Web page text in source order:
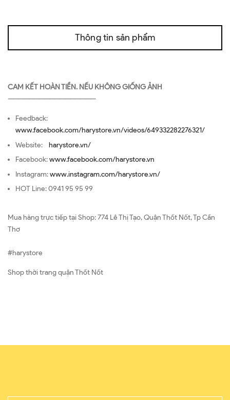
Thông tin sản phẩm
CAM KẾT HOÀN TIỀN. NẾU KHÔNG GIỐNG ẢNH
—————————————————
Feedback:
www.facebook.com/harystore.vn/videos/649332282276321/
Website: harystore.vn/
Facebook:www.facebook.com/harystore.vn
Instagram:www.instagram.com/harystore.vn/
HOT Line: 0941 95 95 99
Mua hàng trực tiếp tại Shop: 774 Lê Thị Tạo, Quận Thốt Nốt, Tp Cần
Thơ
#harystore
Shop thời trang quận Thốt Nốt